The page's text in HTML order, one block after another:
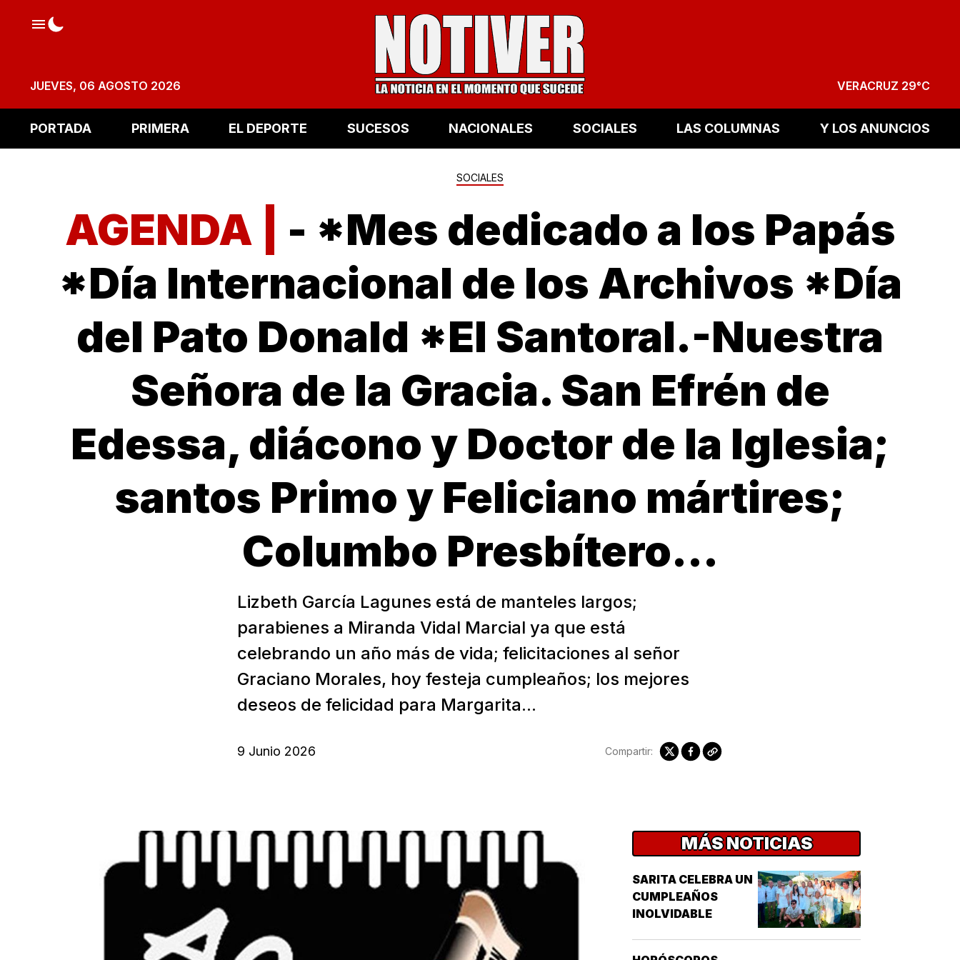
JUEVES, 06 AGOSTO 2026 VERACRUZ 29°C
PORTADA PRIMERA EL DEPORTE SUCESOS NACIONALES SOCIALES LAS COLUMNAS Y LOS ANUNCIOS
SOCIALES
AGENDA | - *Mes dedicado a los Papás
*Día Internacional de los Archivos *Día
del Pato Donald *El Santoral.-Nuestra
Señora de la Gracia. San Efrén de
Edessa, diácono y Doctor de la Iglesia;
santos Primo y Feliciano mártires;
Columbo Presbítero…
Lizbeth García Lagunes está de manteles largos;
parabienes a Miranda Vidal Marcial ya que está
celebrando un año más de vida; felicitaciones al señor
Graciano Morales, hoy festeja cumpleaños; los mejores
deseos de felicidad para Margarita...
9 Junio 2026 Compartir:
MÁS NOTICIAS
SARITA CELEBRA UN
CUMPLEAÑOS
INOLVIDABLE